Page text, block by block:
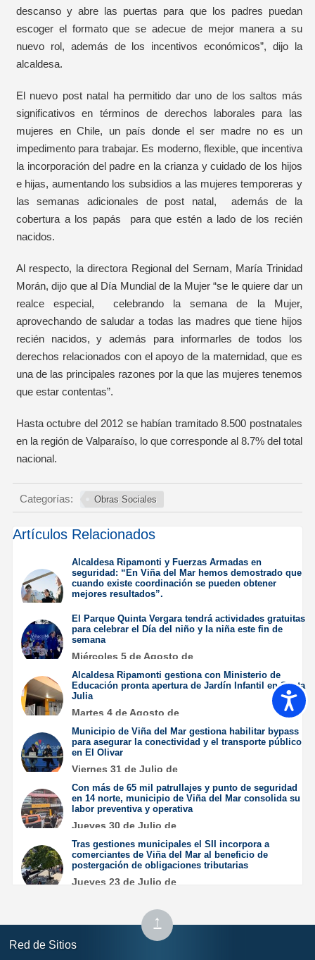
descanso y abre las puertas para que los padres puedan
escoger el formato que se adecue de mejor manera a su
nuevo rol, además de los incentivos económicos”, dijo la
alcaldesa.
El nuevo post natal ha permitido dar uno de los saltos más
significativos en términos de derechos laborales para las
mujeres en Chile, un país donde el ser madre no es un
impedimento para trabajar. Es moderno, flexible, que incentiva
la incorporación del padre en la crianza y cuidado de los hijos
e hijas, aumentando los subsidios a las mujeres temporeras y
las semanas adicionales de post natal, además de la
cobertura a los papás para que estén a lado de los recién
nacidos.
Al respecto, la directora Regional del Sernam, María Trinidad
Morán, dijo que al Día Mundial de la Mujer “se le quiere dar un
realce especial, celebrando la semana de la Mujer,
aprovechando de saludar a todas las madres que tiene hijos
recién nacidos, y además para informarles de todos los
derechos relacionados con el apoyo de la maternidad, que es
una de las principales razones por la que las mujeres tenemos
que estar contentas”.
Hasta octubre del 2012 se habían tramitado 8.500 postnatales
en la región de Valparaíso, lo que corresponde al 8.7% del total
nacional.
Categorías: Obras Sociales
Artículos Relacionados
Alcaldesa Ripamonti y Fuerzas Armadas en
seguridad: “En Viña del Mar hemos demostrado que
cuando existe coordinación se pueden obtener
mejores resultados”.
2026
El Parque Quinta Vergara tendrá actividades gratuitas
para celebrar el Día del niño y la niña este fin de
semana
Miércoles 5 de Agosto de
Alcaldesa Ripamonti gestiona con Ministerio de
Educación pronta apertura de Jardín Infantil en Santa
Julia
Martes 4 de Agosto de
Municipio de Viña del Mar gestiona habilitar bypass
para asegurar la conectividad y el transporte público
en El Olivar
Viernes 31 de Julio de
Con más de 65 mil patrullajes y punto de seguridad
en 14 norte, municipio de Viña del Mar consolida su
labor preventiva y operativa
Jueves 30 de Julio de
Tras gestiones municipales el SII incorpora a
comerciantes de Viña del Mar al beneficio de
postergación de obligaciones tributarias
Jueves 23 de Julio de
↑ Subir
al
Red de Sitios